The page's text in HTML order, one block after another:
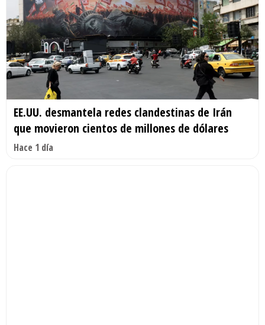
EE.UU. desmantela redes clandestinas de Irán
que movieron cientos de millones de dólares
Hace 1 día